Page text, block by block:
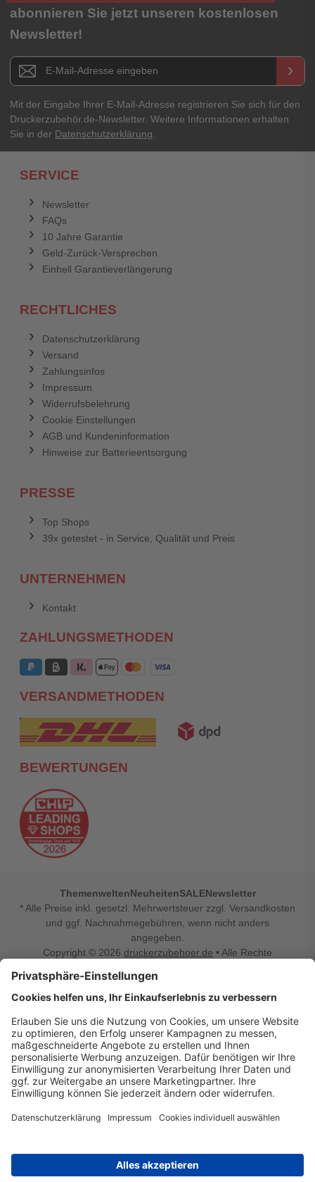
abonnieren Sie jetzt unseren kostenlosen
Newsletter!
Newsletter E-Mail Adresse keyboard_arrow_right
Mit der Eingabe Ihrer E-Mail-Adresse registrieren Sie sich für den
Druckerzubehör.de-Newsletter. Weitere Informationen erhalten
Sie in der Datenschutzerklärung
SERVICE
Newsletter
FAQs
10 Jahre Garantie
Geld-Zurück-Versprechen
Einhell Garantieverlängerung
RECHTLICHES
Datenschutzerklärung
Versand
Zahlungsinfos
Impressum
Widerrufsbelehrung
Cookie Einstellungen
AGB und Kundeninformation
Hinweise zur Batterieentsorgung
PRESSE
Top Shops
39x getestet - in Service, Qualität und Preis
UNTERNEHMEN
Kontakt
ZAHLUNGSMETHODEN
VERSANDMETHODEN
BEWERTUNGEN
ThemenweltenNeuheitenSALENewsletter
* Alle Preise inkl. gesetzl. Mehrwertsteuer zzgl. Versandkosten
und ggf. Nachnahmegebühren, wenn nicht anders
angegeben.
Copyright © 2026 druckerzubehoer.de • Alle Rechte
Vertrag widerrufen
Druckerzubehoer.de – preiswerte Qualität für Ihr Office
Sie sind auf der Suche nach dem passenden Druckerzubehör
oder Zubehör für das Büro, den Computer oder Ihr
Smartphone? Dann sind Sie bei Druckerzubehoer.de genau
richtig! Unser breites Sortiment bietet unter anderem Tinte
und Toner für alle gängigen Druckermodelle – großer sowie
kleiner Hersteller. Zugleich sind wir Ihr Online Fachhandel für
einrichten, die Werkstatt ausstatten oder den Alltag mit
was Ihren Arbeitsplatz noch komfortabler macht, finden Sie
bei uns auch Bastelspaß, Schulbedarf, Beleuchtung,